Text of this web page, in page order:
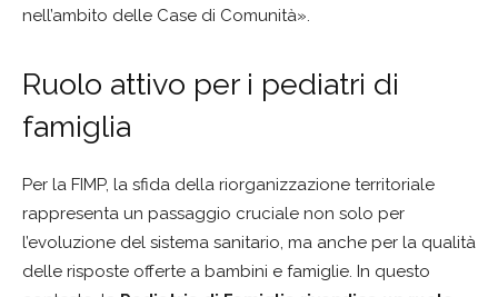
nell’ambito delle Case di Comunità».
Ruolo attivo per i pediatri di
famiglia
Per la FIMP, la sfida della riorganizzazione territoriale
rappresenta un passaggio cruciale non solo per
l’evoluzione del sistema sanitario, ma anche per la qualità
delle risposte offerte a bambini e famiglie. In questo